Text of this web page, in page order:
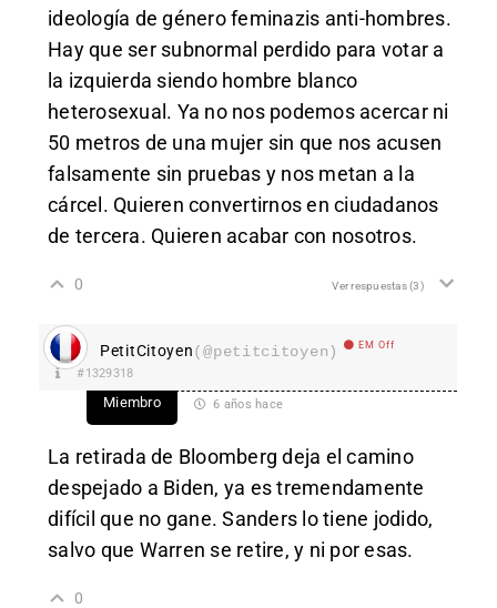
ideología de género feminazis anti-hombres.
Hay que ser subnormal perdido para votar a
la izquierda siendo hombre blanco
heterosexual. Ya no nos podemos acercar ni
50 metros de una mujer sin que nos acusen
falsamente sin pruebas y nos metan a la
cárcel. Quieren convertirnos en ciudadanos
de tercera. Quieren acabar con nosotros.
0 Ver respuestas(3)
PetitCitoyen(@petitcitoyen) EM Off
#1329318
Miembro 6 años hace
La retirada de Bloomberg deja el camino
despejado a Biden, ya es tremendamente
difícil que no gane. Sanders lo tiene jodido,
salvo que Warren se retire, y ni por esas.
0